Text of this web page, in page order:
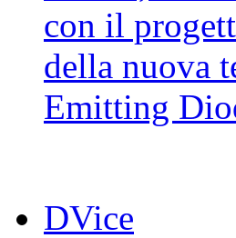
con il
della nuova
Emitting
DVice